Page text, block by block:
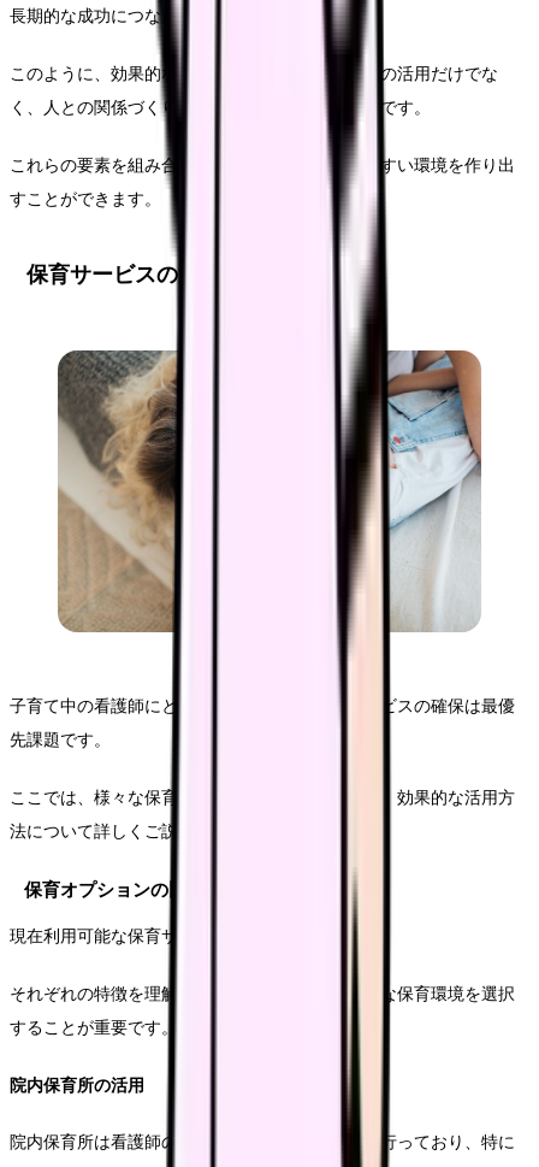
長期的な成功につながっています。
このように、効果的なシフト調整には、システムの活用だけでな
く、人との関係づくりや継続的な改善努力が重要です。
これらの要素を組み合わせることで、より働きやすい環境を作り出
すことができます。
保育サービスの選び方と活用
子育て中の看護師にとって、信頼できる保育サービスの確保は最優
先課題です。
ここでは、様々な保育オプションの特徴や選び方、効果的な活用方
法について詳しくご説明します。
保育オプションの比較分析
現在利用可能な保育サービスは多岐にわたります。
それぞれの特徴を理解し、自身の勤務形態に最適な保育環境を選択
することが重要です。
院内保育所の活用
院内保育所は看護師の勤務時間に合わせた運営を行っており、特に